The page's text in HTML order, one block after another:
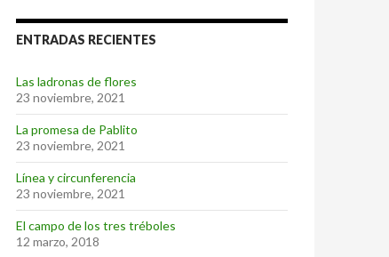
ENTRADAS RECIENTES
Las ladronas de flores
23 noviembre, 2021
La promesa de Pablito
23 noviembre, 2021
Línea y circunferencia
23 noviembre, 2021
El campo de los tres tréboles
12 marzo, 2018